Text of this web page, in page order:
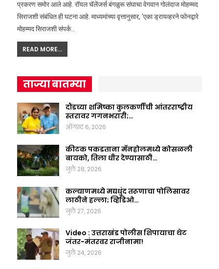
प्रकरण समोर आले आहे. रॉयल चॅलेंजर्स बंगळुरू संघाचा वेगवान गोलंदाज मोहम्मद
सिराजशी संबंधित ही घटना आहे. माध्यमांच्या वृत्तानुसार, 'एका ड्रायव्हरने फोनद्वारे
मोहम्मद सिराजशी संपर्क…
READ MORE...
ताज्या बातम्या
दौंडच्या शमिष्का कुलकर्णीची आंतरराष्ट्रीय
स्तरावर गगनभरारी;…
ऑगस्ट 6, 2026
कीटक पकडताना मॅनहोलमध्ये कोसळली
बायको, तिला धीर देण्यासाठी…
जुलै 28, 2026
कल्याणमध्ये मद्यधुंद तरूणाचा पोलिसावर
लाठीने हल्ला; व्हिडिओ…
जुलै 27, 2026
Video : उत्तराखंड पोलीस शिपायाचा थेट
जंतर-मंतरवर राजीनामा!
जुलै 24, 2026